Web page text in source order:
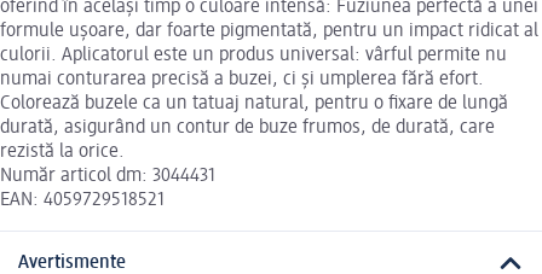
oferind în același timp o culoare intensă: Fuziunea perfectă a unei
formule ușoare, dar foarte pigmentată, pentru un impact ridicat al
culorii. Aplicatorul este un produs universal: vârful permite nu
numai conturarea precisă a buzei, ci și umplerea fără efort.
Colorează buzele ca un tatuaj natural, pentru o fixare de lungă
durată, asigurând un contur de buze frumos, de durată, care
rezistă la orice.
Număr articol dm: 3044431
EAN: 4059729518521
Avertismente